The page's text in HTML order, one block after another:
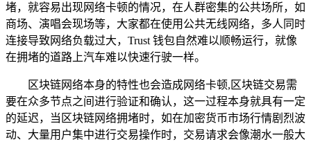
堵，就容易出现网络卡顿的情况，在人群密集的公共场所，如
商场、演唱会现场等，大家都在使用公共无线网络，多人同时
连接导致网络负载过大，Trust 钱包自然难以顺畅运行，就像
在拥堵的道路上汽车难以快速行驶一样。
区块链网络本身的特性也会造成网络卡顿,区块链交易需
要在众多节点之间进行验证和确认，这一过程本身就具有一定
的延迟，当区块链网络拥堵时，如在加密货币市场行情剧烈波
动、大量用户集中进行交易操作时，交易请求会像潮水一般大